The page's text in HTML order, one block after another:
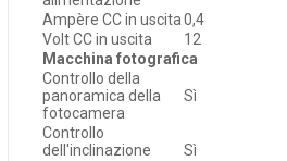
Ampère CC in uscita0,4
Volt CC in uscita
12
Macchina fotografica
Controllo della
panoramica della
fotocamera
Sì
Controllo
dell'inclinazione
Sì